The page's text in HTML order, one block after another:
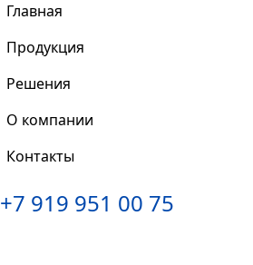
Главная
Продукция
Решения
О компании
Контакты
+7 919 951 00 75